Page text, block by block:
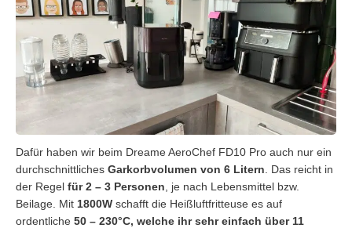
Dafür haben wir beim Dreame AeroChef FD10 Pro auch nur ein
durchschnittliches Garkorbvolumen von 6 Litern. Das reicht in
der Regel für 2 – 3 Personen, je nach Lebensmittel bzw.
Beilage. Mit 1800W schafft die Heißluftfritteuse es auf
ordentliche 50 – 230°C, welche ihr sehr einfach über 11